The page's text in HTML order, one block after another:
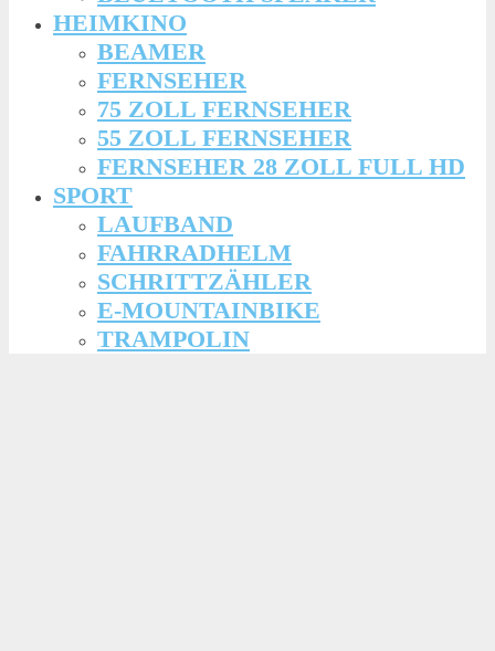
HEIMKINO
BEAMER
FERNSEHER
75 ZOLL FERNSEHER
55 ZOLL FERNSEHER
FERNSEHER 28 ZOLL FULL HD
SPORT
LAUFBAND
FAHRRADHELM
SCHRITTZÄHLER
E-MOUNTAINBIKE
TRAMPOLIN